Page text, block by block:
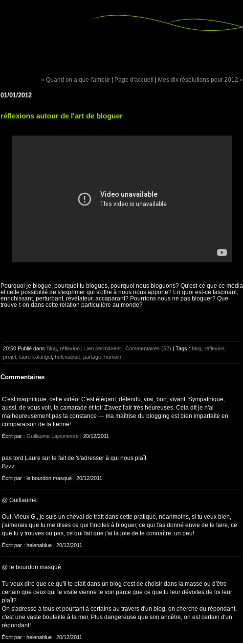
« Quand on a que l'amour | Page d'accueil | Mes dix résolutions pour 2012 »
01/01/2012
réflexions autour de l'art de bloguer
Pourquoi je blogue, pourquoi tu blogues, pourquoi nous bloguons? Qu'est-ce que ce média
et cette possibilité de s'exprimer qui s'offre à nous nous apporte? En quoi est-ce fascinant,
enrichissant, perturbant, révélateur, accaparant? Pourrions nous ne pas bloguer? Que
trouve-t-on dans cette relation particulière au monde?
20:50 Publié dans Blog réflexion | Lien permanent | Commentaires (52) | Tags : blog réflexion
projet laure kalangel helenablue partage humain
Commentaires
C'est magnifique, cette vidéo! C'est élégant, détendu, vrai, bon, vivant. Sympathique,
aussi, de vous voir, ta camarade et toi! Z'avez l'air très heureuses. Cela dit je n'ai
malheureusement pas ta constance — ma maîtrise du blogging est bien imparfaite en
comparaison de la tienne!
Écrit par : Guillaume Lajeunesse | 20/12/2011
pas tord Laure sur le fait de 's'adresser à qui nous plaît.
Bzzz...
Écrit par : le bourdon masqué | 20/12/2011
@ Guillaume:
Oui, Vieux G., je suis un cheval de trait dans cette pratique, néanmoins, si tu veux bien,
j'aimerais que tu me dises ce qui t'incites à bloguer, ce qui t'as donné envie de le faire, ce
que tu y trouves ou pas, ce qui fait que j'ai la joie de te connaître, un peu!
Écrit par : helenablue | 20/12/2011
@ le bourdon masqué:
Tu veux dire que ce qu'il te plaît dans un blog c'est de choisir dans la masse ou d'être
certain que ceux qui te visite vienne te voir parce que ce que tu leur dévoiles de toi leur
plaît?
On s'adresse à tous et pourtant à certains au travers d'un blog, on cherche du répondant,
c'est une vaste bouteille à la mer. Plus dangereuse que son ancêtre, on est certain d'un
répondant!
Écrit par : helenablue | 20/12/2011